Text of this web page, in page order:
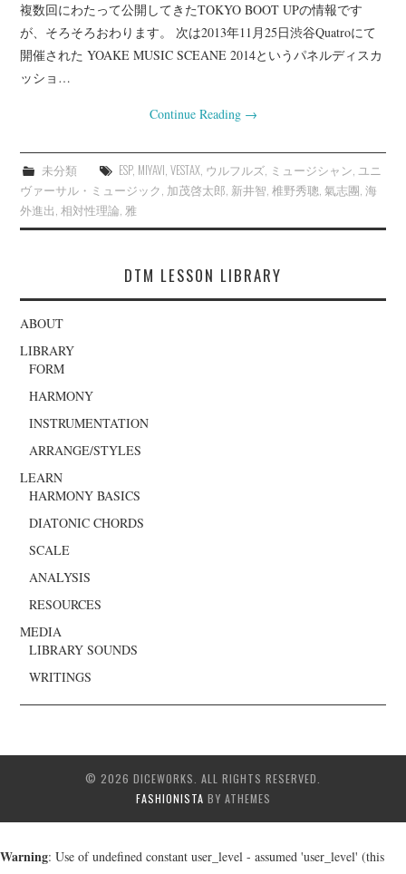
複数回にわたって公開してきたTOKYO BOOT UPの情報です
が、そろそろおわります。 次は2013年11月25日渋谷Quatroにて
開催された YOAKE MUSIC SCEANE 2014というパネルディスカ
ッショ…
Continue Reading →
未分類 ESP, MIYAVI, VESTAX, ウルフルズ, ミュージシャン, ユニ
ヴァーサル・ミュージック, 加茂啓太郎, 新井智,椎野秀聰,氣志團,海
外進出,相対性理論,雅
DTM LESSON LIBRARY
ABOUT
LIBRARY
FORM
HARMONY
INSTRUMENTATION
ARRANGE/STYLES
LEARN
HARMONY BASICS
DIATONIC CHORDS
SCALE
ANALYSIS
RESOURCES
MEDIA
LIBRARY SOUNDS
WRITINGS
© 2026 DICEWORKS. ALL RIGHTS RESERVED.
FASHIONISTA BY ATHEMES
Warning: Use of undefined constant user_level - assumed 'user_level' (this